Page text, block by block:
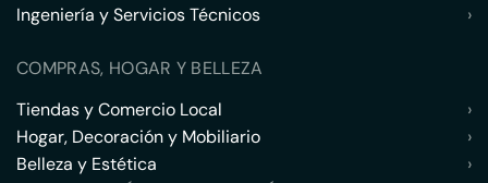
Ingeniería y Servicios Técnicos
›
COMPRAS, HOGAR Y BELLEZA
Tiendas y Comercio Local
›
Hogar, Decoración y Mobiliario
›
Belleza y Estética
›